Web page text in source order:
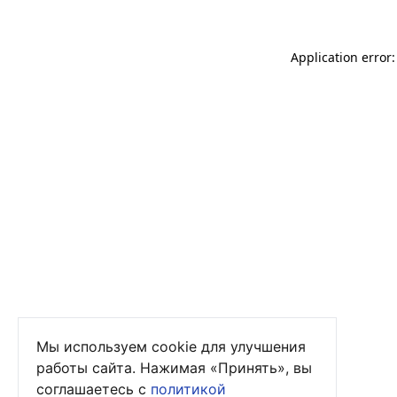
Application
Мы используем cookie для улучшения
работы сайта. Нажимая «Принять», вы
соглашаетесь с политикой